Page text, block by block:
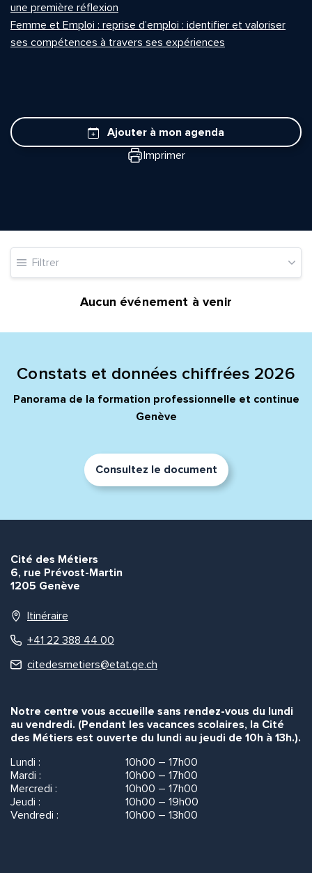
une première réflexion
Femme et Emploi : reprise d’emploi : identifier et valoriser
ses compétences à travers ses expériences
Ajouter à mon agenda
Imprimer
Filtrer
Aucun événement à venir
Constats et données chiffrées 2026
Panorama de la formation professionnelle et continue
Genève
Consultez le document
Cité des Métiers
6, rue Prévost-Martin
1205 Genève
Itinéraire
+41 22 388 44 00
citedesmetiers@etat.ge.ch
Notre centre vous accueille sans rendez-vous du lundi
au vendredi. (Pendant les vacances scolaires, la Cité
des Métiers est ouverte du lundi au jeudi de 10h à 13h.).
Lundi :
10h00 – 17h00
Mardi :
10h00 – 17h00
Mercredi :
10h00 – 17h00
Jeudi :
10h00 – 19h00
Vendredi :
10h00 – 13h00
Prénom et nom*
Message*
Commentaire*